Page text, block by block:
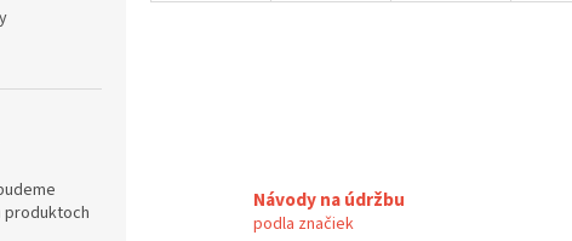
produktoch
Návody na údržbu
podla značiek